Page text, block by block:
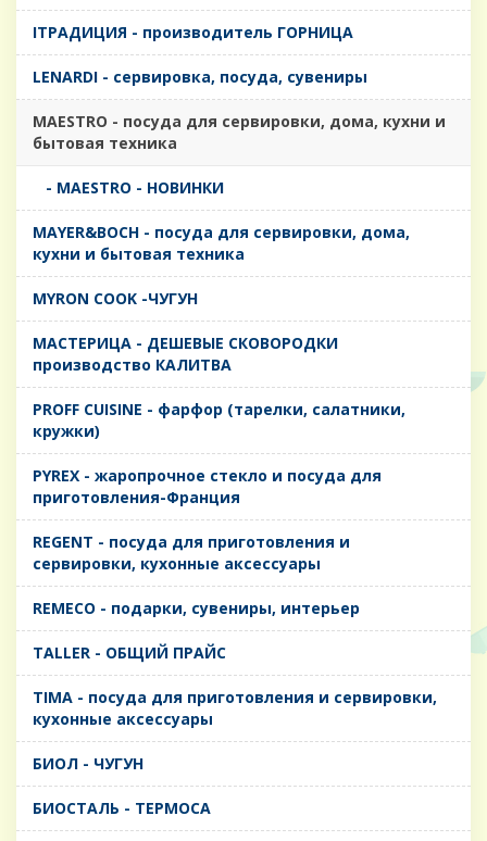
IТРАДИЦИЯ - производитель ГОРНИЦА
LENARDI - сервировка, посуда, сувениры
MAESTRO - посуда для сервировки, дома, кухни и
бытовая техника
- MAESTRO - НОВИНКИ
MAYER&BOCH - посуда для сервировки, дома,
кухни и бытовая техника
MYRON COOK -ЧУГУН
MАСТЕРИЦА - ДЕШЕВЫЕ СКОВОРОДКИ
производство КАЛИТВА
PROFF CUISINE - фарфор (тарелки, салатники,
кружки)
PYREX - жаропрочное стекло и посуда для
приготовления-Франция
REGENT - посуда для приготовления и
сервировки, кухонные аксессуары
REMECO - подарки, сувениры, интерьер
TALLER - ОБЩИЙ ПРАЙС
TIMA - посуда для приготовления и сервировки,
кухонные аксессуары
БИОЛ - ЧУГУН
БИОСТАЛЬ - ТЕРМОСА